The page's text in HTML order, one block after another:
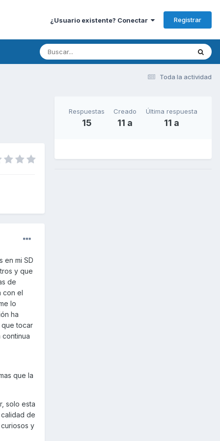
¿Usuario existente? Conectar Registrar
Toda la actividad
en mi SD
y que
de
con el
lo
ha
tocar
que la
solo esta
de
y
Respuestas
15
Creado
11 a
Última respuesta
11 a